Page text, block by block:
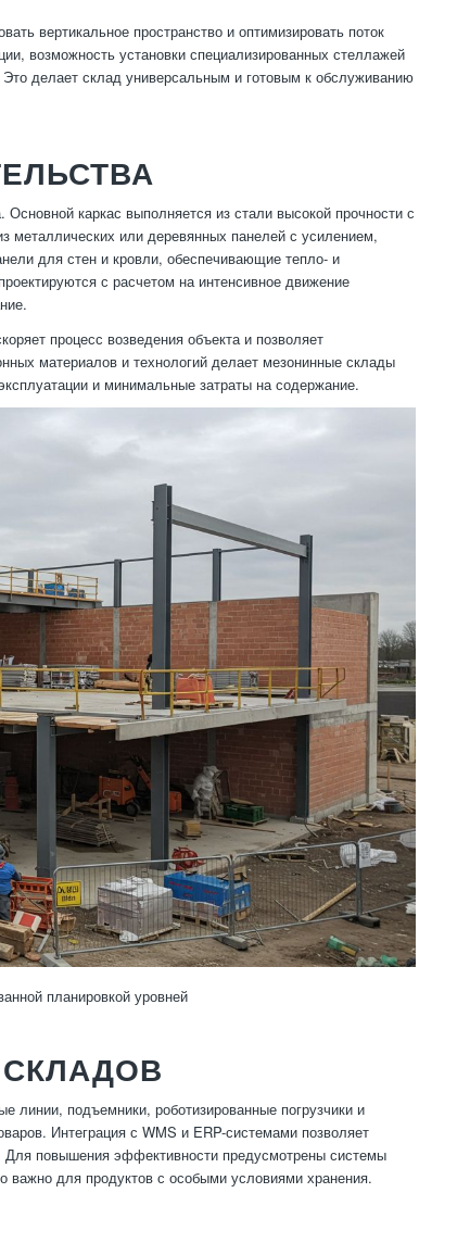
вертикальное пространство и оптимизировать поток
возможность установки специализированных стеллажей
делает склад универсальным и готовым к обслуживанию
каркас выполняется из стали высокой прочности с
металлических или деревянных панелей с усилением,
для стен и кровли, обеспечивающие тепло- и
с расчетом на интенсивное движение
процесс возведения объекта и позволяет
материалов и технологий делает мезонинные склады
и минимальные затраты на содержание.
планировкой уровней
линии, подъемники, роботизированные погрузчики и
Интеграция с WMS и ERP-системами позволяет
Для повышения эффективности предусмотрены системы
важно для продуктов с особыми условиями хранения.